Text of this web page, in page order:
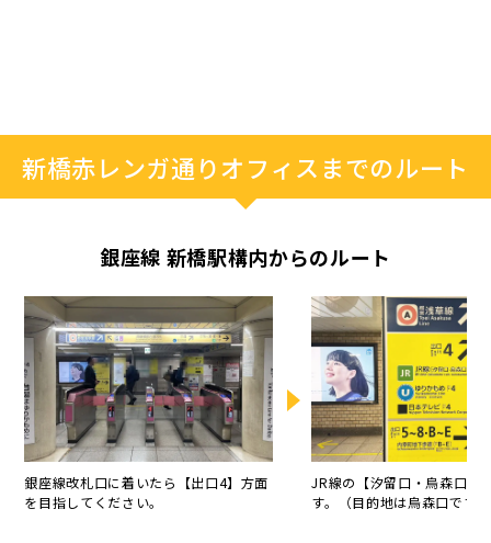
新橋赤レンガ通りオフィスまでのルート
銀座線 新橋駅構内からのルート
銀座線改札口に着いたら【出口4】方面
を目指してください。
JR線の【汐留口・烏森口】
す。（目的地は烏森口です